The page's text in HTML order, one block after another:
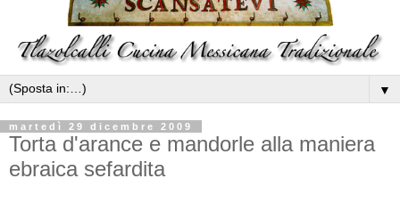
▼
martedì 29 dicembre 2009
Torta d'arance e mandorle alla maniera
ebraica sefardita